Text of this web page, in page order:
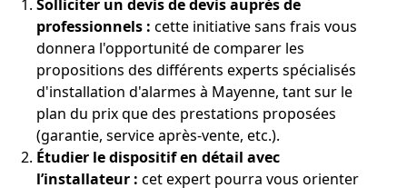
Solliciter un devis de devis auprès de
professionnels : cette initiative sans frais vous
donnera l'opportunité de comparer les
propositions des différents experts spécialisés
d'installation d'alarmes à Mayenne, tant sur le
plan du prix que des prestations proposées
(garantie, service après-vente, etc.).
Étudier le dispositif en détail avec
l’installateur : cet expert pourra vous orienter